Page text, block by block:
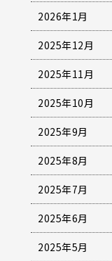
2026年1月
2025年12月
2025年11月
2025年10月
2025年9月
2025年8月
2025年7月
2025年6月
2025年5月